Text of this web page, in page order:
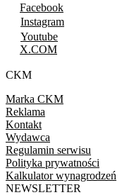
Facebook
Instagram
Youtube
X.COM
CKM
Marka CKM
Reklama
Kontakt
Wydawca
Regulamin serwisu
Polityka prywatności
Kalkulator wynagrodzeń
NEWSLETTER